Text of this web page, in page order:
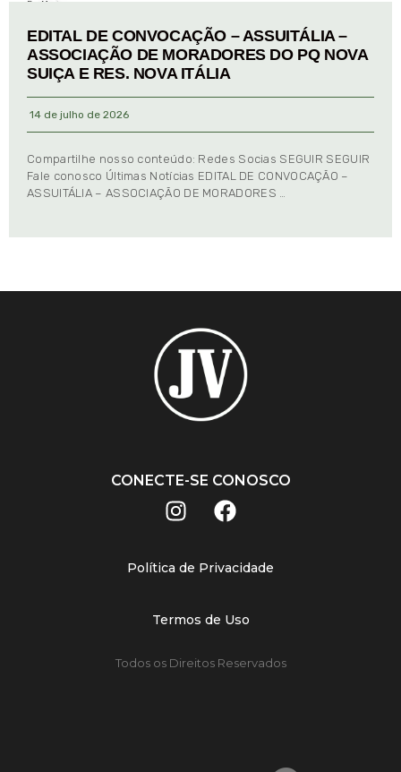
EDITAL DE CONVOCAÇÃO – ASSUITÁLIA –
ASSOCIAÇÃO DE MORADORES DO PQ NOVA
SUIÇA E RES. NOVA ITÁLIA
14 de julho de 2026
Compartilhe nosso conteúdo: Redes Socias SEGUIR SEGUIR
Fale conosco Últimas Notícias EDITAL DE CONVOCAÇÃO –
ASSUITÁLIA – ASSOCIAÇÃO DE MORADORES …
CONECTE-SE CONOSCO
Política de Privacidade
Termos de Uso
Todos os Direitos Reservados